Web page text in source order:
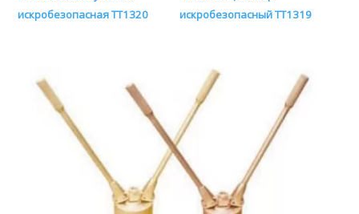
искробезопасная TT1320
искробезопасный TT1319